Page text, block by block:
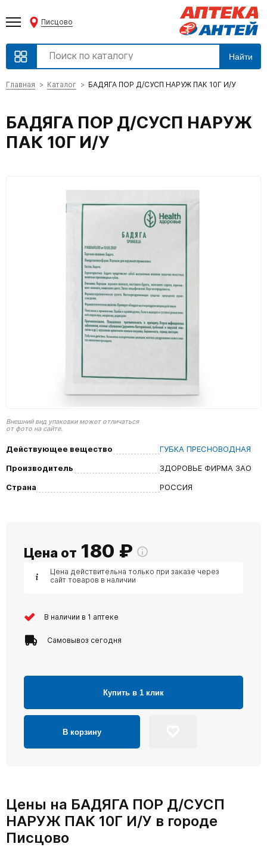
Писцово
Найти
Главная Каталог БАДЯГА ПОР Д/СУСП НАРУЖ ПАК 10Г И/У
БАДЯГА ПОР Д/СУСП НАРУЖ
ПАК 10Г И/У
Внешний вид упаковки может отличаться
от фото на сайте.
Действующее вещество
ГУБКА ПРЕСНОВОДНАЯ
Производитель
ЗДОРОВЬЕ ФИРМА ЗАО
Страна
РОССИЯ
Цена от 180 ₽
Цена действительна только при заказе через
сайт товаров в наличии
В наличии в 1 аптеке
Самовывоз сегодня
Купить в 1 клик
В корзину
Цены на БАДЯГА ПОР Д/СУСП
НАРУЖ ПАК 10Г И/У в городе
Писцово